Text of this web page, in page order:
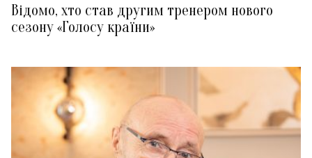
Відомо, хто став другим тренером нового
сезону «Голосу країни»